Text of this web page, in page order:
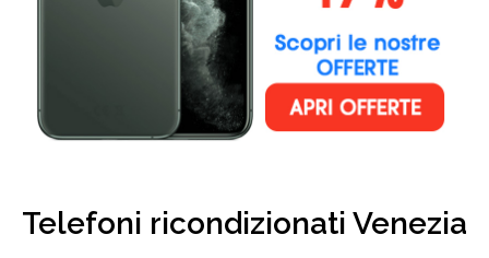
Telefoni ricondizionati Venezia